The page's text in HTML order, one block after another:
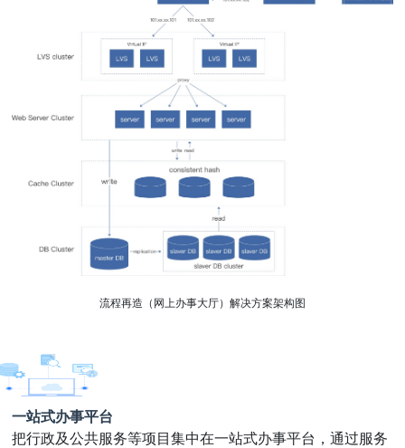
流程再造（网上办事大厅）解决方案架构图
一站式办事平台
把行政及公共服务等项目集中在一站式办事平台，通过服务